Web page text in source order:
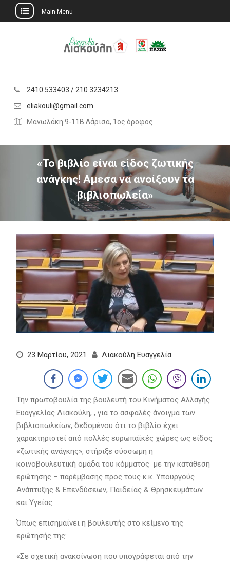
Main Menu
2410 533403 / 210 3234213
eliakouli@gmail.com
Μανωλάκη 9-11Β Λάρισα, 1ος όροφος
«Το βιβλίο είναι είδος ζωτικής
ανάγκης! Αμεσα να ανοίξουν τα
βιβλιοπωλεία»
23 Μαρτίου, 2021 Λιακούλη Ευαγγελία
Την πρωτοβουλία της βουλευτή του Κινήματος Αλλαγής
Ευαγγελίας Λιακούλη, , για το ασφαλές άνοιγμα των
βιβλιοπωλείων, δεδομένου ότι το βιβλίο έχει
χαρακτηριστεί από πολλές ευρωπαϊκές χώρες ως είδος
«ζωτικής ανάγκης», στήριξε σύσσωμη η
κοινοβουλευτική ομάδα του κόμματος με την κατάθεση
ερώτησης – παρέμβασης προς τους κ.κ. Υπουργούς
Ανάπτυξης & Επενδύσεων, Παιδείας & Θρησκευμάτων
και Υγείας
Όπως επισημαίνει η βουλευτής στο κείμενο της
ερώτησής της:
«Σε σχετική ανακοίνωση που υπογράφεται από την